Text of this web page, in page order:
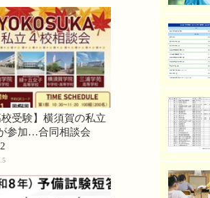
校受験】横須賀の私立
参加…合同相談会